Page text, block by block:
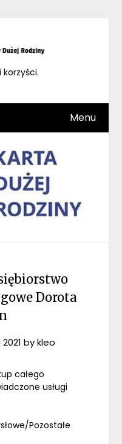
Menu
Dorota
bykleo
całego
usługi
Pozostałe